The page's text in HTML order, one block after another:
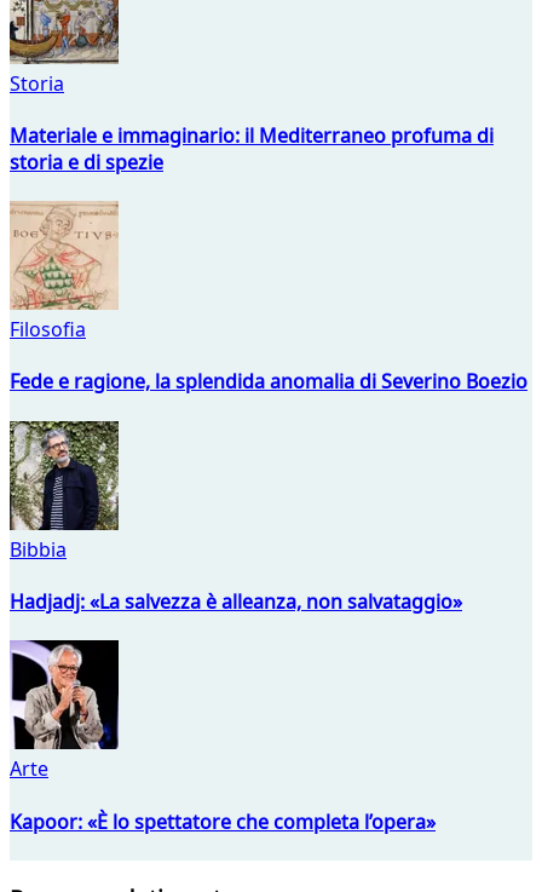
Storia
Materiale e immaginario: il Mediterraneo profuma di
storia e di spezie
Filosofia
Fede e ragione, la splendida anomalia di Severino Boezio
Bibbia
Hadjadj: «La salvezza è alleanza, non salvataggio»
Arte
Kapoor: «È lo spettatore che completa l’opera»